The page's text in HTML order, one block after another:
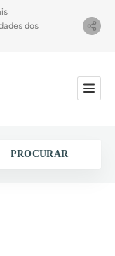
dos
PROCURAR